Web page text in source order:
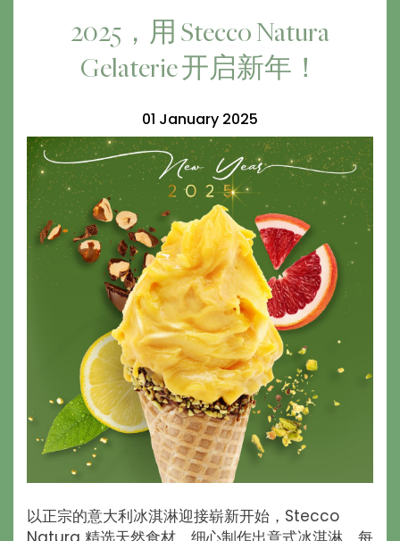
2025，用 Stecco Natura
Gelaterie 开启新年！
01 January 2025
以正宗的意大利冰淇淋迎接崭新开始，Stecco